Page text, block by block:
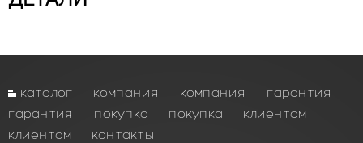
каталог компания компания
гарантия
гарантия
покупка покупка
клиентам
клиентам
контакты